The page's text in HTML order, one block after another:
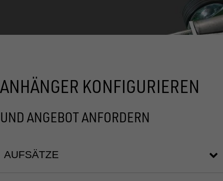
ANHÄNGER KONFIGURIEREN
UND ANGEBOT ANFORDERN
AUFSÄTZE